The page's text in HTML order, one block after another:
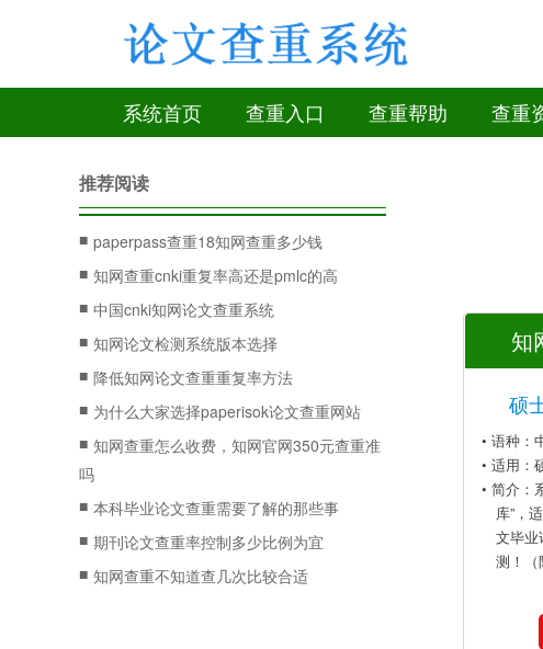
系统首页 查重入口 查重帮助 查重
推荐阅读
■ paperpass查重18知网查重多少钱
■ 知网查重cnki重复率高还是pmlc的高
■ 中国cnki知网论文查重系统
■ 知网论文检测系统版本选择
■ 降低知网论文查重重复率方法
■ 为什么大家选择paperisok论文查重网站
■ 知网查重怎么收费，知网官网350元查重准
吗
■ 本科毕业论文查重需要了解的那些事
■ 期刊论文查重率控制多少比例为宜
■ 知网查重不知道查几次比较合适
知
硕
• 语种：
• 适用：
• 简介：
库”，
文毕业
测！（